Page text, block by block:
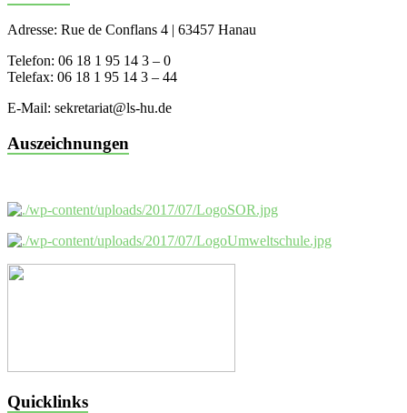
Adresse: Rue de Conflans 4 | 63457 Hanau
Telefon: 06 18 1 95 14 3 – 0
Telefax: 06 18 1 95 14 3 – 44
E-Mail: sekretariat@ls-hu.de
Auszeichnungen
Quicklinks